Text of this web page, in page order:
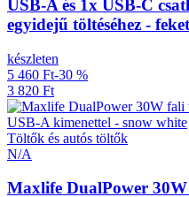
USB-A és 1x USB-C
egyidejű töltéséhez -
készleten
5 460 Ft-30 %
3 820 Ft
Töltők és autós töltők
N/A
Maxlife DualPower